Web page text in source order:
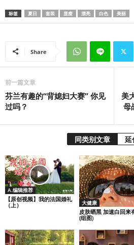
标签 夏日 套装 显瘦 漂亮 白色 美丽
Share
前一篇文章
芬兰有趣的“背媳妇大赛” 你见
过吗？
美
母
同类别文章 延
A.编辑推荐
【原创视频】我的法国婚礼
（上）
大健康
皮肤晒黑 加速白回来
(组图)